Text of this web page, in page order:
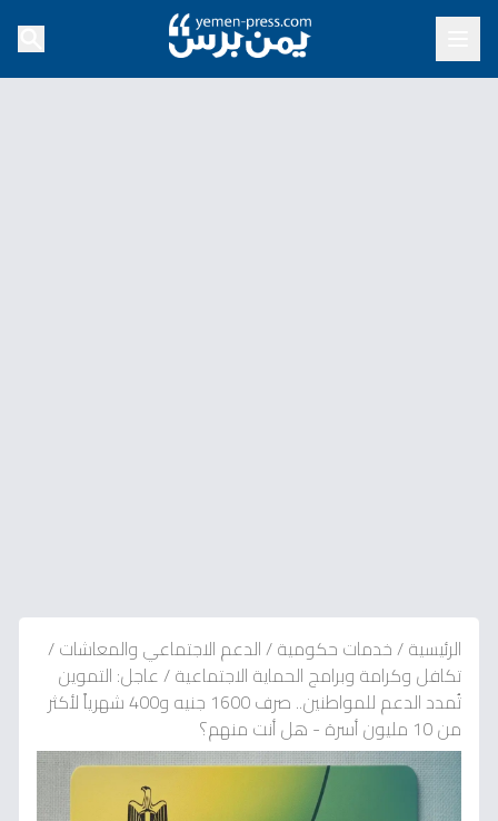
الرئيسية/خدمات حكومية/الدعم الاجتماعي والمعاشات/
تكافل وكرامة وبرامج الحماية الاجتماعية/عاجل: التموين
تُمدد الدعم للمواطنين.. صرف 1600 جنيه و400 شهرياً لأكثر
من 10 مليون أسرة - هل أنت منهم؟